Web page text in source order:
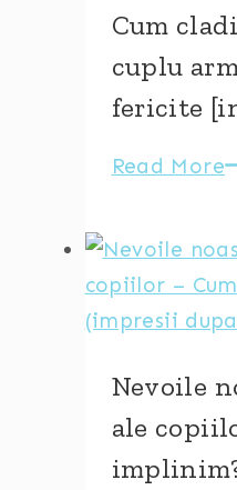
Cum
cuplu
fericite
Read More
Nevoile
ale